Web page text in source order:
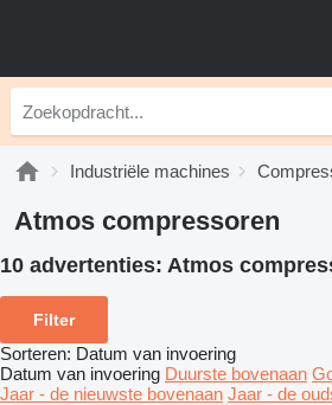
Industriële machines
Atmos compressoren
10 advertenties: Atmos
Filter
Sorteren: Datum van invoering
Datum van invoering Duurste bovenaan
Jaar - de nieuwste bovenaan Jaar - de